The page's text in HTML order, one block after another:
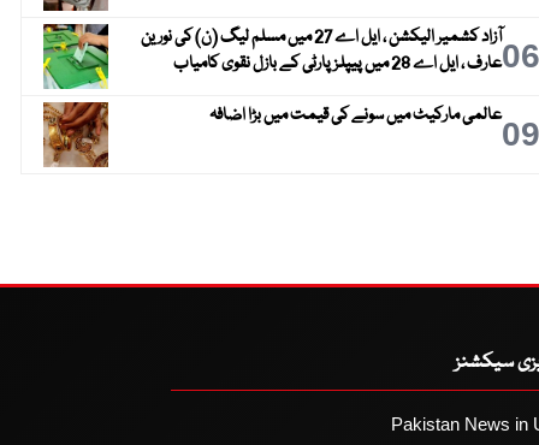
06
آزاد کشمیر الیکشن ، ایل اے 27 میں مسلم لیگ (ن) کی نورین
عارف ، ایل اے 28 میں پیپلز پارٹی کے بازل نقوی کامیاب
09عالمی مارکیٹ میں سونے کی قیمت میں بڑا اضافہ
سیکشنز
Pakistan News in